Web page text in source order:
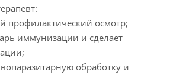
профилактический осмотр;
иммунизации и сделает
обработку и